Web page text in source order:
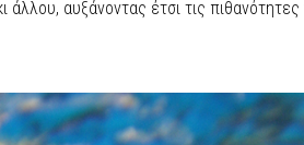
αυξάνοντας έτσι τις